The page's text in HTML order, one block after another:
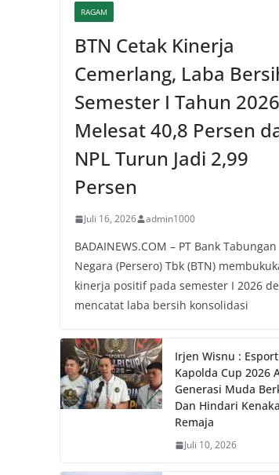
RAGAM
BTN Cetak Kinerja
Cemerlang, Laba
Semester I Tahun 2026
Melesat 40,8 Persen
NPL Turun Jadi 2,99
Persen
Juli 16, 2026 admin1000
BADAINEWS.COM – PT Bank Tabungan
Negara (Persero) Tbk (BTN)
kinerja positif pada semester I 2026
mencatat laba bersih konsolidasi
Irjen Wisnu : Esport
Kapolda Cup 2026
Generasi Muda
Dan Hindari
Remaja
Juli 10, 2026